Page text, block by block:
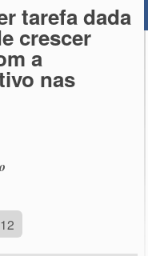
tarefa dada
crescer
a
nas